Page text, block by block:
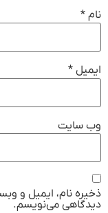
نام *
ایمیل *
وب‌ سایت
ذخیره نام، ایمیل و
دیدگاهی می‌نویسم.